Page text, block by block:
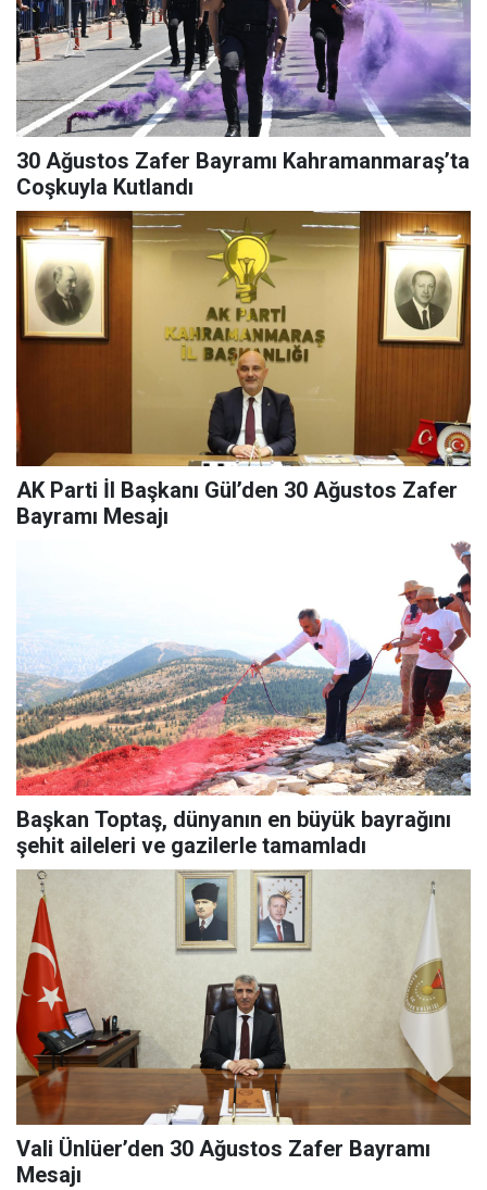
30 Ağustos Zafer Bayramı Kahramanmaraş’ta
Coşkuyla Kutlandı
AK Parti İl Başkanı Gül’den 30 Ağustos Zafer
Bayramı Mesajı
Başkan Toptaş, dünyanın en büyük bayrağını
şehit aileleri ve gazilerle tamamladı
Vali Ünlüer’den 30 Ağustos Zafer Bayramı
Mesajı